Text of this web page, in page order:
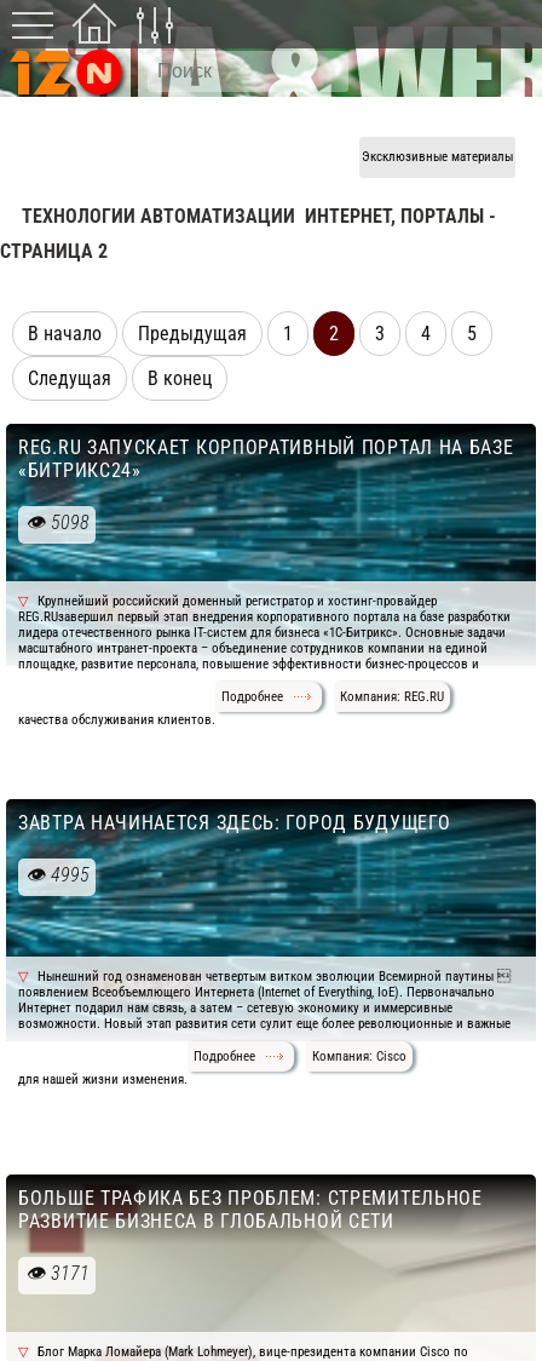
Эксклюзивные материалы
ТЕХНОЛОГИИ АВТОМАТИЗАЦИИ ИНТЕРНЕТ, ПОРТАЛЫ -
CТРАНИЦА 2
В начало Предыдущая 1 2 3 4
5
Следущая
В конец
REG.RU ЗАПУСКАЕТ КОРПОРАТИВНЫЙ ПОРТАЛ НА БАЗЕ
«БИТРИКС24»
5098
Крупнейший российский доменный регистратор и хостинг-провайдер
REG.RUзавершил первый этап внедрения корпоративного портала на базе разработки
лидера отечественного рынка IT-систем для бизнеса «1С-Битрикс». Основные задачи
масштабного интранет-проекта – объединение сотрудников компании на единой
площадке, развитие персонала, повышение эффективности бизнес-процессов и
качества обслуживания клиентов.
Подробнее Компания: REG.RU
ЗАВТРА НАЧИНАЕТСЯ ЗДЕСЬ: ГОРОД БУДУЩЕГО
4995
Нынешний год ознаменован четвертым витком эволюции Всемирной паутины 
появлением Всеобъемлющего Интернета (Internet of Everything, IoE). Первоначально
Интернет подарил нам связь, а затем – сетевую экономику и иммерсивные
возможности. Новый этап развития сети сулит еще более революционные и важные
для нашей жизни изменения.
Подробнее Компания: Cisco
БОЛЬШЕ ТРАФИКА БЕЗ ПРОБЛЕМ: СТРЕМИТЕЛЬНОЕ
РАЗВИТИЕ БИЗНЕСА В ГЛОБАЛЬНОЙ СЕТИ
3171
Блог Марка Ломайера (Mark Lohmeyer), вице-президента компании Cisco по